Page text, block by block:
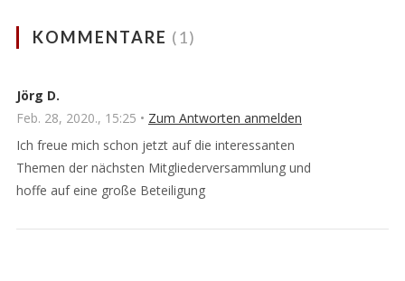
KOMMENTARE (1)
Jörg D.
Feb. 28, 2020., 15:25 • Zum Antworten anmelden
Ich freue mich schon jetzt auf die interessanten
Themen der nächsten Mitgliederversammlung und
hoffe auf eine große Beteiligung